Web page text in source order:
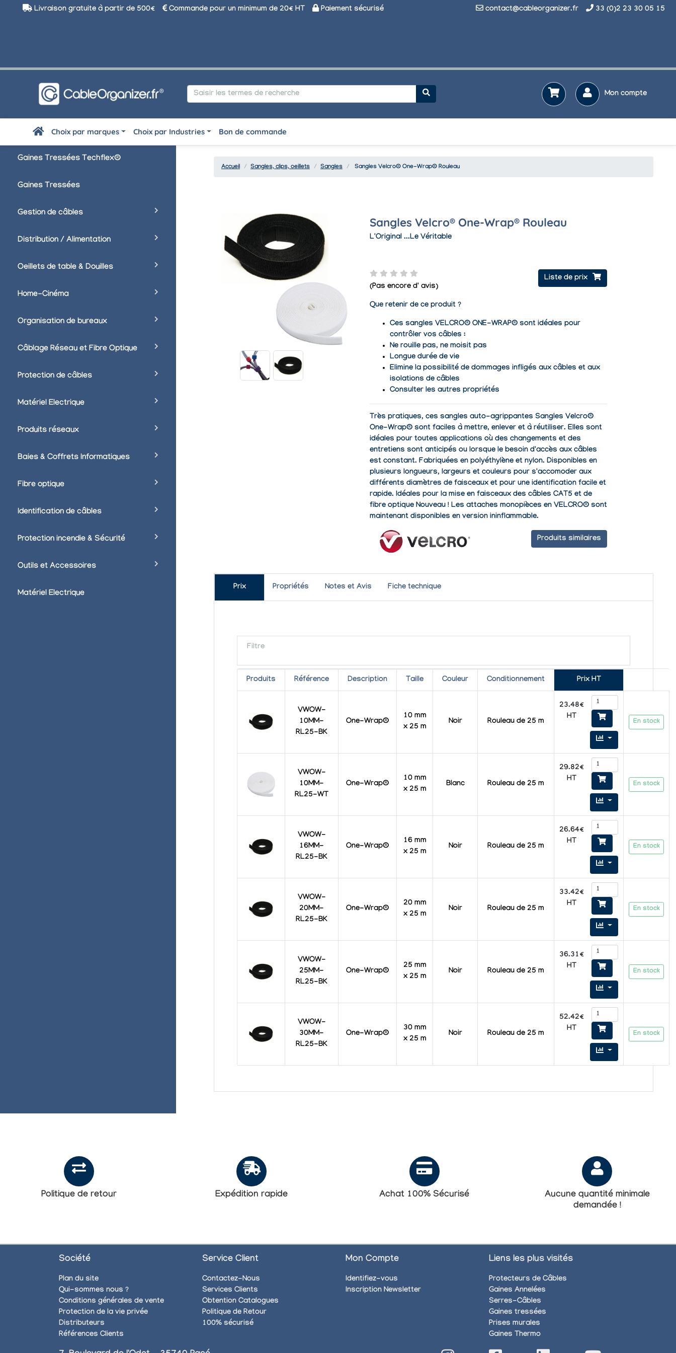
Livraison gratuite à partir de 500€ Commande pour un minimum de 20€ HT Paiement sécurisé contact@cableorganizer.fr 33 (0)2 23 30 05 15
Mon compte
Choix par marques Choix par Industries Bon de commande
Gaines Tressées Techflex®
Gaines Tressées
Gestion de câbles
Distribution / Alimentation
Oeillets de table & Douilles
Home-Cinéma
Organisation de bureaux
Câblage Réseau et Fibre Optique
Protection de câbles
Matériel Electrique
Produits réseaux
Baies & Coffrets Informatiques
Fibre optique
Identification de câbles
Protection incendie & Sécurité
Outils et Accessoires
Matériel Electrique
Accueil Sangles, clips, oeillets Sangles Sangles Velcro® One-Wrap® Rouleau
Sangles Velcro® One-Wrap® Rouleau
L'Original ...Le Véritable
(Pas encore d' avis)
Liste de prix
Que retenir de ce produit ?
Ces sangles VELCRO® ONE-WRAP® sont idéales pour
contrôler vos câbles :
Ne rouille pas, ne moisit pas
Longue durée de vie
Elimine la possibilité de dommages infligés aux câbles et aux
isolations de câbles
Consulter les autres propriétés
Très pratiques, ces sangles auto-agrippantes Sangles Velcro®
One-Wrap® sont faciles à mettre, enlever et à réutiliser. Elles sont
idéales pour toutes applications où des changements et des
entretiens sont anticipés ou lorsque le besoin d'accès aux câbles
est constant. Fabriquées en polyéthylène et nylon. Disponibles en
plusieurs longueurs, largeurs et couleurs pour s'accomoder aux
différents diamètres de faisceaux et pour une identification facile et
rapide. Idéales pour la mise en faisceaux des câbles CAT5 et de
fibre optique Nouveau ! Les attaches monopièces en VELCRO® sont
maintenant disponibles en version ininflammable.
Produits similaires
Prix Propriétés Notes et Avis Fiche technique
Filtre
Produits Référence Description Taille Couleur Conditionnement Prix HT
VWOW-
10MM-
RL25-BK
One-Wrap®
10 mm
x 25 m
Noir Rouleau de 25 m
23.48€
HT
En stock
VWOW-
10MM-
RL25-WT
One-Wrap®
10 mm
x 25 m
Blanc Rouleau de 25 m
29.82€
HT
En stock
VWOW-
16MM-
RL25-BK
One-Wrap®
16 mm
x 25 m
Noir Rouleau de 25 m
26.64€
HT
En stock
VWOW-
20MM-
RL25-BK
One-Wrap®
20 mm
x 25 m
Noir Rouleau de 25 m
33.42€
HT
En stock
VWOW-
25MM-
RL25-BK
One-Wrap®
25 mm
x 25 m
Noir Rouleau de 25 m
36.31€
HT
En stock
VWOW-
30MM-
RL25-BK
One-Wrap®
30 mm
x 25 m
Noir Rouleau de 25 m
52.42€
HT
En stock
Politique de retour Expédition rapide Achat 100% Sécurisé
Aucune quantité minimale
demandée !
Société
Plan du site
Qui-sommes nous ?
Conditions générales de vente
Protection de la vie privée
Distributeurs
Références Clients
Service Client
Contactez-Nous
Services Clients
Obtention Catalogues
Politique de Retour
100% sécurisé
Mon Compte
Identifiez-vous
Inscription Newsletter
Liens les plus visités
Protecteurs de Câbles
Gaines Annelées
Serres-Câbles
Gaines tressées
Prises murales
Gaines Thermo